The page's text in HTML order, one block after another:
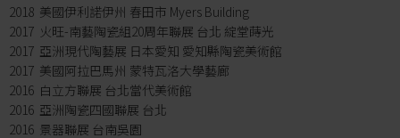
2018 美國伊利諾伊州 春田市 Myers Building
2017 火旺-南藝陶瓷組20周年聯展 台北 綻堂蒔光
2017 亞洲現代陶藝展 日本愛知 愛知縣陶瓷美術館
2017 美國阿拉巴馬州 蒙特瓦洛大學藝廊
2016 白立方聯展 台北當代美術館
2016 亞洲陶瓷四國聯展 台北
2016 景器聯展 台南吳園